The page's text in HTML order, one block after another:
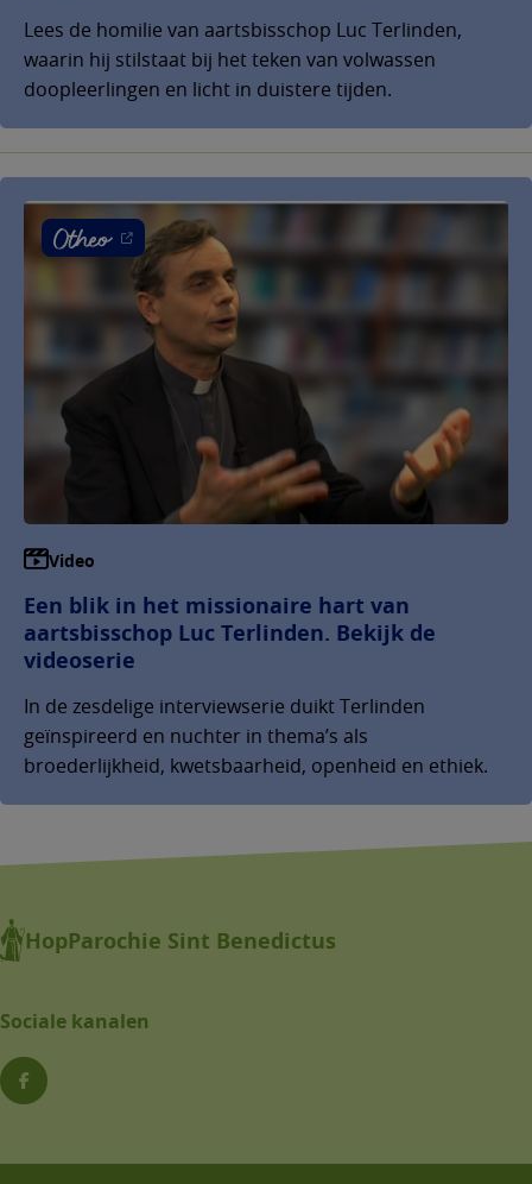
Lees de homilie van aartsbisschop Luc Terlinden,
waarin hij stilstaat bij het teken van volwassen
doopleerlingen en licht in duistere tijden.
Video
Een blik in het missionaire hart van
aartsbisschop Luc Terlinden. Bekijk de
videoserie
In de zesdelige interviewserie duikt Terlinden
geïnspireerd en nuchter in thema’s als
broederlijkheid, kwetsbaarheid, openheid en ethiek.
HopParochie Sint Benedictus
Sociale kanalen